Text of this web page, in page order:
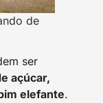
de
ser
açúcar,
elefante.